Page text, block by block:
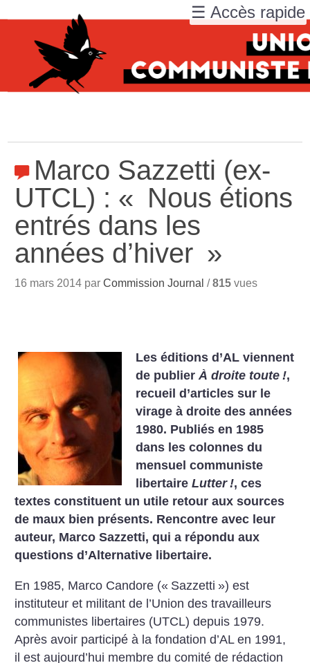
Marco Sazzetti (ex-
UTCL) : « Nous étions
entrés dans les
années d’hiver »
16 mars 2014 parCommission Journal /815 vues
Les éditions d’AL viennent
de publierÀ droite toute !,
recueil d’articles sur le
virage à droite des années
1980. Publiés en 1985
dans les colonnes du
mensuel communiste
libertaireLutter !, ces
textes constituent un utile retour aux sources
de maux bien présents. Rencontre avec leur
auteur, Marco Sazzetti, qui a répondu aux
questions d’Alternative libertaire.
En 1985, Marco Candore (« Sazzetti ») est
instituteur et militant de l’Union des travailleurs
communistes libertaires (UTCL) depuis 1979.
Après avoir participé à la fondation d’AL en 1991,
il est aujourd’hui membre du comité de rédaction
☰ Accès rapide